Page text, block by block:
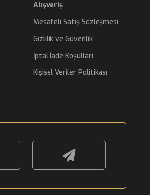
Alışveriş
Mesafeli Satış Sözleşmesi
Gizlilik ve Güvenlik
İptal İade Koşullari
Kişisel Veriler Politikası